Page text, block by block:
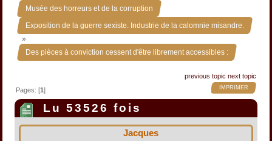
Musée des horreurs et de la corruption »
Exposition de la guerre sexiste. Industrie de la calomnie misandre.
»
Des pièces à conviction cessent d'être librement accessibles :
previous topic next topic
IMPRIMER
Pages: [1]
Lu 53526 fois
Jacques